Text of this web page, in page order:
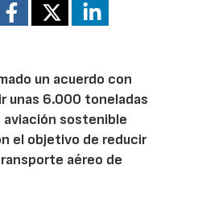
un acuerdo con
unas 6.000 toneladas
sostenible
el objetivo de reducir
aéreo de